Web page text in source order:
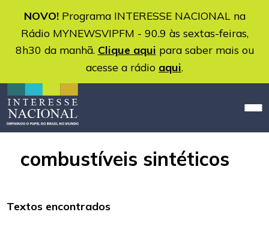
NOVO!Programa INTERESSE NACIONAL na
Rádio MYNEWSVIPFM - 90.9 às sextas-feiras,
8h30 da manhã. Clique aqui para saber mais ou
acesse a rádio aqui.
combustíveis sintéticos
Textos encontrados